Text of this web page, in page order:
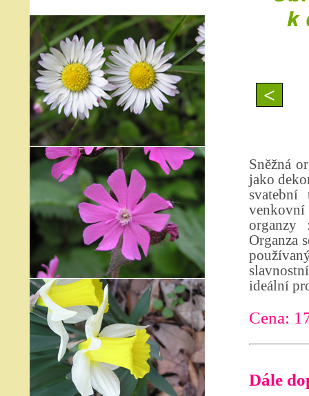
<
Sněžná
jako
organzy
Organza
ideální
Cena:
Dále